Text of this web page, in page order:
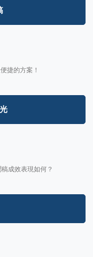
捷的方案！
成效表現如何？